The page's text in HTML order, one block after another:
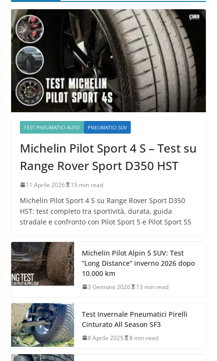
TEST PNEUMATICI AUTO PNEUMATICI SUV
Michelin Pilot Sport 4 S – Test su
Range Rover Sport D350 HST
11 Aprile 2026 15 min read
Michelin Pilot Sport 4 S su Range Rover Sport D350
HST: test completo tra sportività, durata, guida
stradale e confronto con Pilot Sport 5 e Pilot Sport S5
Michelin Pilot Alpin 5 SUV: Test
“Long Distance” inverno 2026 dopo
10.000 km
3 Gennaio 2026 13 min read
Test Invernale Pneumatici Pirelli
Cinturato All Season SF3
8 Aprile 2025 8 min read